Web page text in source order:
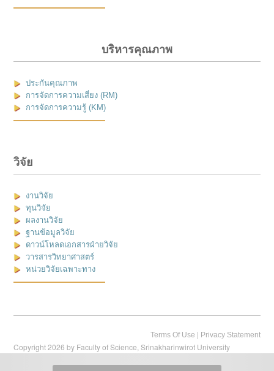
บริหารคุณภาพ
ประกันคุณภาพ
การจัดการความเสี่ยง (RM)
การจัดการความรู้ (KM)
วิจัย
งานวิจัย
ทุนวิจัย
ผลงานวิจัย
ฐานข้อมูลวิจัย
ดาวน์โหลดเอกสารฝ่ายวิจัย
วารสารวิทยาศาสตร์
หน่วยวิจัยเฉพาะทาง
Terms Of Use | Privacy Statement
Copyright 2026 by Faculty of Science, Srinakharinwirot University